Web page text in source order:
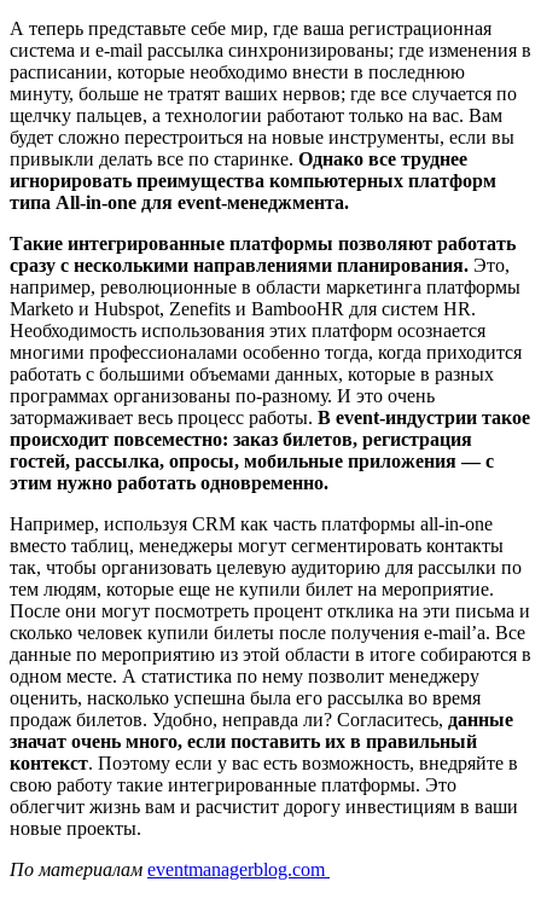
А теперь представьте себе мир, где ваша регистрационная
система и e-mail рассылка синхронизированы; где изменения в
расписании, которые необходимо внести в последнюю
минуту, больше не тратят ваших нервов; где все случается по
щелчку пальцев, а технологии работают только на вас. Вам
будет сложно перестроиться на новые инструменты, если вы
привыкли делать все по старинке. Однако все труднее
игнорировать преимущества компьютерных платформ
типа All-in-one для event-менеджмента.
Такие интегрированные платформы позволяют работать
сразу с несколькими направлениями планирования. Это,
например, революционные в области маркетинга платформы
Marketo и Hubspot, Zenefits и BambooHR для систем HR.
Необходимость использования этих платформ осознается
многими профессионалами особенно тогда, когда приходится
работать с большими объемами данных, которые в разных
программах организованы по-разному. И это очень
затормаживает весь процесс работы. В event-индустрии такое
происходит повсеместно: заказ билетов, регистрация
гостей, рассылка, опросы, мобильные приложения — с
этим нужно работать одновременно.
Например, используя CRM как часть платформы all-in-one
вместо таблиц, менеджеры могут сегментировать контакты
так, чтобы организовать целевую аудиторию для рассылки по
тем людям, которые еще не купили билет на мероприятие.
После они могут посмотреть процент отклика на эти письма и
сколько человек купили билеты после получения e-mail’а. Все
данные по мероприятию из этой области в итоге собираются в
одном месте. А статистика по нему позволит менеджеру
оценить, насколько успешна была его рассылка во время
продаж билетов. Удобно, неправда ли? Согласитесь, данные
значат очень много, если поставить их в правильный
контекст. Поэтому если у вас есть возможность, внедряйте в
свою работу такие интегрированные платформы. Это
облегчит жизнь вам и расчистит дорогу инвестициям в ваши
новые проекты.
По материалам eventmanagerblog.com